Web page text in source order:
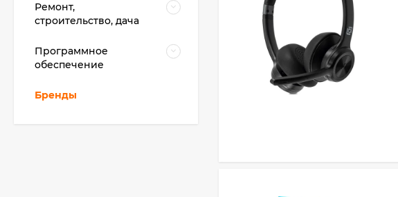
Ремонт,
строительство, дача
Программное
обеспечение
Бренды